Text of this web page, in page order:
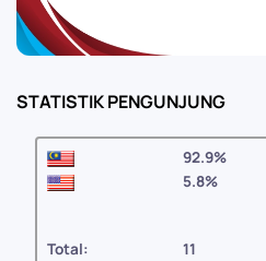
STATISTIK PENGUNJUNG
92.9%
5.8%
Total: 11